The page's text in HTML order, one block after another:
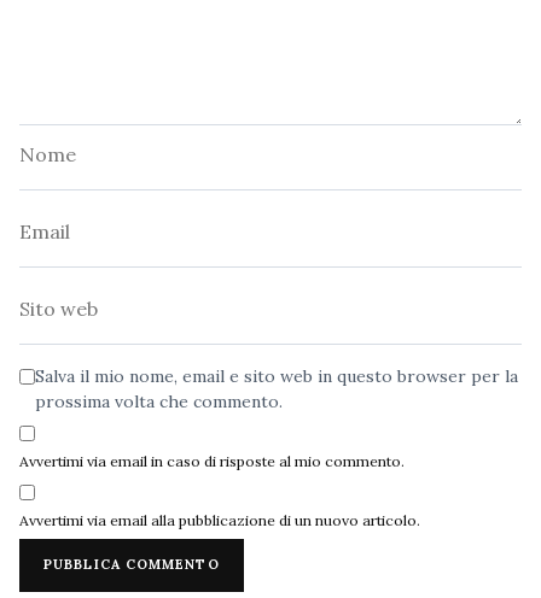
Salva il mio nome, email e sito web in questo browser per la
prossima volta che commento.
Avvertimi via email in caso di risposte al mio commento.
Avvertimi via email alla pubblicazione di un nuovo articolo.